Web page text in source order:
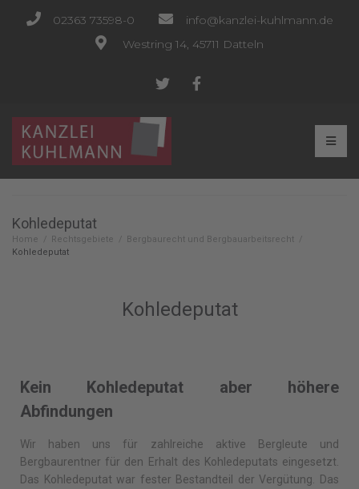
02363 73598-0
info@kanzlei-kuhlmann.de
Westring 14, 45711 Datteln
Kohledeputat
Home Rechtsgebiete Bergbaurecht und Bergbauarbeitsrecht
Kohledeputat
Kohledeputat
Kein Kohledeputat aber höhere
Abfindungen
Wir haben uns für zahlreiche aktive Bergleute und
Bergbaurentner für den Erhalt des Kohledeputats eingesetzt.
Das Kohledeputat war fester Bestandteil der Vergütung. Das